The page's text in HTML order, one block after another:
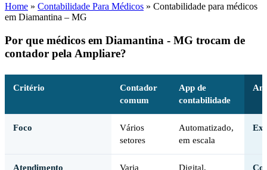
Home » Contabilidade Para Médicos » Contabilidade para médicos
em Diamantina – MG
Por que médicos em Diamantina - MG trocam de
contador pela Ampliare?
Critério
Contador
comum
App de
contabilidade
Foco
Vários
setores
Automatizado,
em escala
Atendimento Varia Digital,